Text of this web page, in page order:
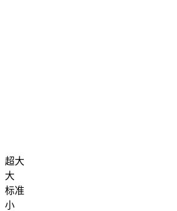
超大
大
标准
小